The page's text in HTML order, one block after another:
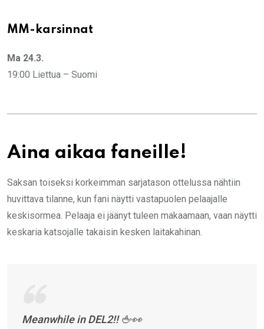
MM-karsinnat
Ma 24.3.
19:00 Liettua – Suomi
Aina aikaa faneille!
Saksan toiseksi korkeimman sarjatason ottelussa nähtiin
huvittava tilanne, kun fani näytti vastapuolen pelaajalle
keskisormea. Pelaaja ei jäänyt tuleen makaamaan, vaan näytti
keskaria katsojalle takaisin kesken laitakahinan.
Meanwhile in DEL2!! 🖕👀